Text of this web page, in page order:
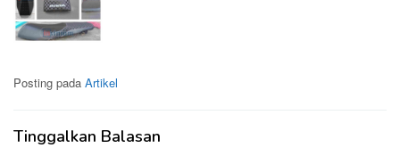
Posting pada Artikel
Tinggalkan Balasan